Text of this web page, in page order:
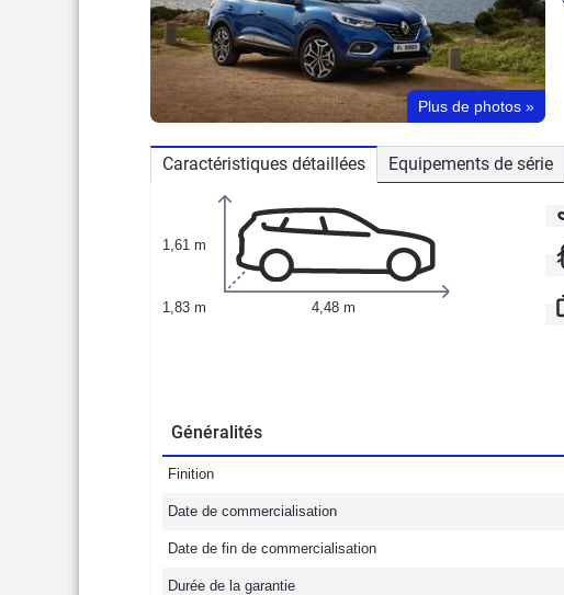
Plus de photos »
Caractéristiques détaillées Equipements de série
1,61 m
1,83 m 4,48 m
Généralités
Finition
Date de commercialisation
Date de fin de commercialisation
Durée de la garantie